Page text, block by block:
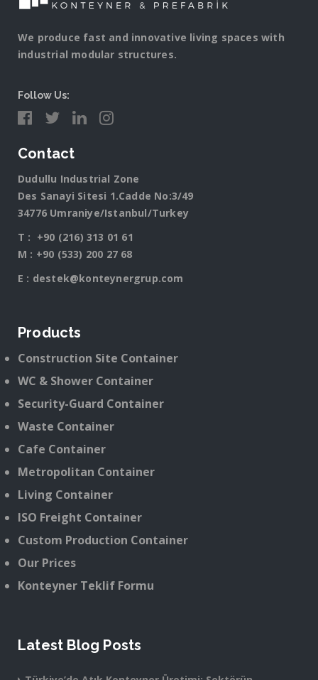
We produce fast and innovative living spaces with
industrial modular structures.
Follow Us:
Contact
Dudullu Industrial Zone
Des Sanayi Sitesi 1.Cadde No:3/49
34776 Umraniye/Istanbul/Turkey
T : +90 (216) 313 01 61
M : +90 (533) 200 27 68
E : destek@konteynergrup.com
Products
Construction Site Container
WC & Shower Container
Security-Guard Container
Waste Container
Cafe Container
Metropolitan Container
Living Container
ISO Freight Container
Custom Production Container
Our Prices
Konteyner Teklif Formu
Latest Blog Posts